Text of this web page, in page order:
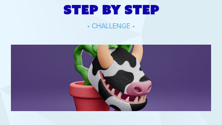
Step by step
• CHALLENGE •​​​​​​​